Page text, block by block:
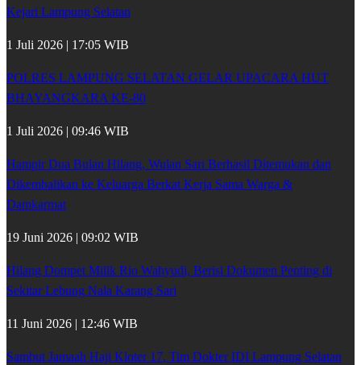
Kejari Lampung Selatan
1 Juli 2026 | 17:05 WIB
POLRES LAMPUNG SELATAN GELAR UPACARA HUT
BHAYANGKARA KE-80
1 Juli 2026 | 09:46 WIB
Hampir Dua Bulan Hilang, Wulan Sari Berhasil Ditemukan dan
Dikembalikan ke Keluarga Berkat Kerja Sama Warga &
Damkarmat
19 Juni 2026 | 09:02 WIB
Hilang Dompet Milik Rio Wahyudi, Berisi Dokumen Penting di
Sekitar Lebung Nala Karang Sari
11 Juni 2026 | 12:46 WIB
Sambut Jamaah Haji Kloter 17, Tim Dokter IDI Lampung Selatan